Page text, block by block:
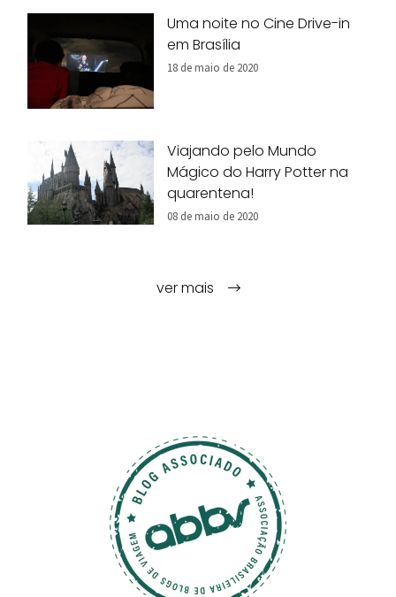
Uma noite no Cine Drive-in
em Brasília
18 de maio de 2020
Viajando pelo Mundo
Mágico do Harry Potter na
quarentena!
08 de maio de 2020
ver mais